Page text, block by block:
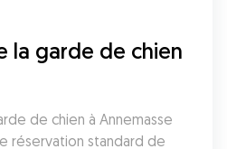
la garde de chien
de chien à Annemasse
réservation standard de